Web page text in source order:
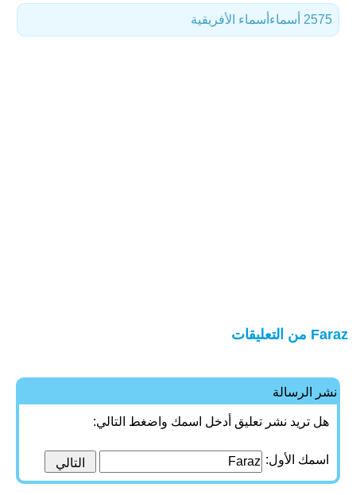
أسماء الأفريقية 2575 أسماء
Faraz من التعليقات
نشر الرسالة
هل تريد نشر تعليق أدخل اسمك واضغط التالي:
اسمك الأول: